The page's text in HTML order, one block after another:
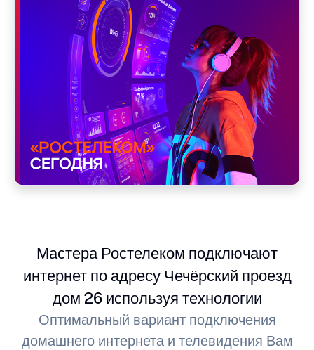
Мастера Ростелеком подключают
интернет по адресу Чечёрский проезд
дом 26 используя технологии
Оптимальный вариант подключения
домашнего интернета и телевидения Вам